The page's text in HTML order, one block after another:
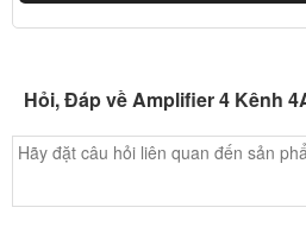
Hỏi, Đáp về Amplifier 4 Kênh